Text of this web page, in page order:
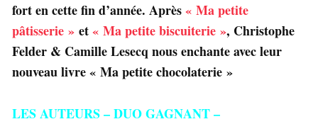
fort en cette fin d’année. Après« Ma petite
pâtisserie » et« Ma petite biscuiterie », Christophe
Felder & Camille Lesecq nous enchante avec leur
nouveau livre « Ma petite chocolaterie »
LES AUTEURS – DUO GAGNANT –